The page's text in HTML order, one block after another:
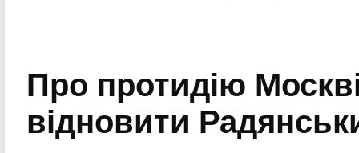
Про протидію
відновити